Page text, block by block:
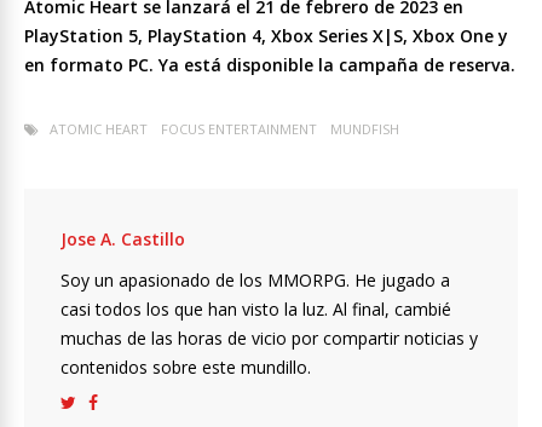
Atomic Heart se lanzará el 21 de febrero de 2023 en
PlayStation 5, PlayStation 4, Xbox Series X|S, Xbox One y
en formato PC. Ya está disponible la campaña de reserva.
ATOMIC HEART FOCUS ENTERTAINMENT MUNDFISH
Jose A. Castillo
Soy un apasionado de los MMORPG. He jugado a
casi todos los que han visto la luz. Al final, cambié
muchas de las horas de vicio por compartir noticias y
contenidos sobre este mundillo.